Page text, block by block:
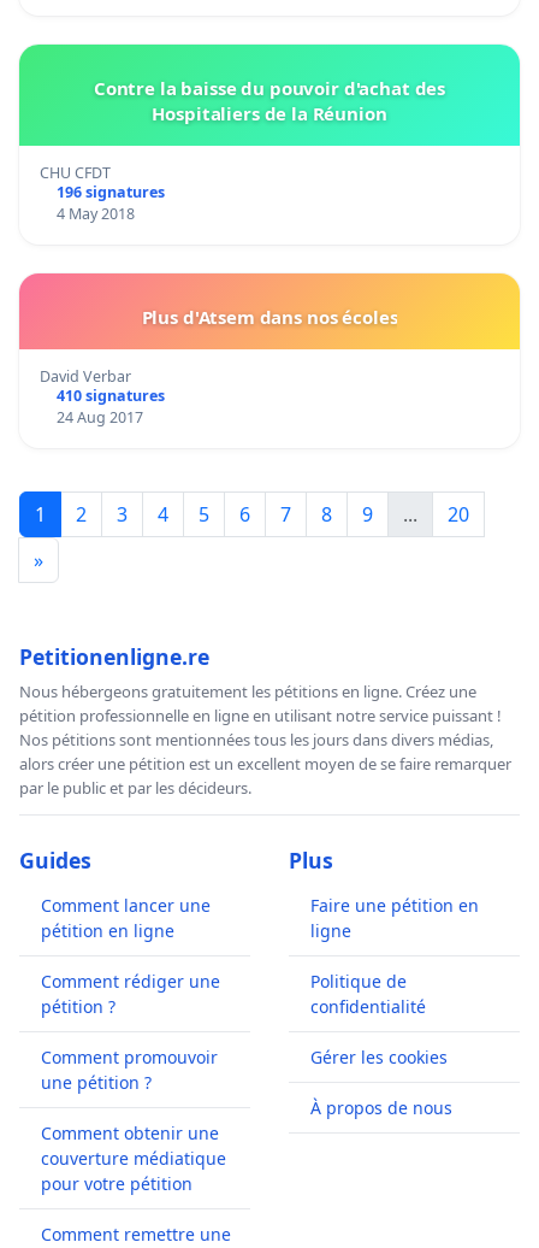
Contre la baisse du pouvoir d'achat des
Hospitaliers de la Réunion
CHU CFDT
196 signatures
4 May 2018
Plus d'Atsem dans nos écoles
David Verbar
410 signatures
24 Aug 2017
1 2 3 4 5 6 7 8 9 ...
20
»
Petitionenligne.re
Nous hébergeons gratuitement les pétitions en ligne. Créez une
pétition professionnelle en ligne en utilisant notre service puissant !
Nos pétitions sont mentionnées tous les jours dans divers médias,
alors créer une pétition est un excellent moyen de se faire remarquer
par le public et par les décideurs.
Guides
Comment lancer une
pétition en ligne
Comment rédiger une
pétition ?
Comment promouvoir
une pétition ?
Comment obtenir une
couverture médiatique
pour votre pétition
Comment remettre une
Plus
Faire une pétition en
ligne
Politique de
confidentialité
Gérer les cookies
À propos de nous